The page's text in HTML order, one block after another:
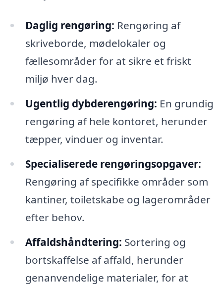
Daglig rengøring: Rengøring af
skriveborde, mødelokaler og
fællesområder for at sikre et friskt
miljø hver dag.
Ugentlig dybderengøring: En grundig
rengøring af hele kontoret, herunder
tæpper, vinduer og inventar.
Specialiserede rengøringsopgaver:
Rengøring af specifikke områder som
kantiner, toiletskabe og lagerområder
efter behov.
Affaldshåndtering: Sortering og
bortskaffelse af affald, herunder
genanvendelige materialer, for at